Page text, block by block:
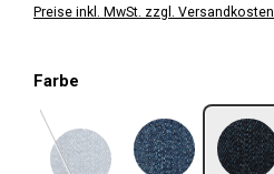
Preise inkl. MwSt. zzgl. Versandkosten
Farbe